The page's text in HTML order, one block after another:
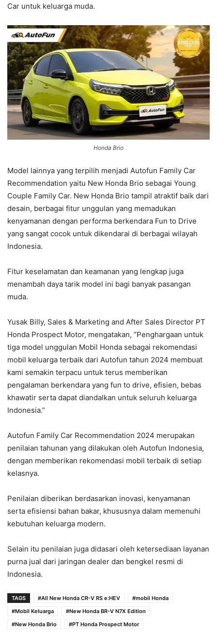
Car untuk keluarga muda.
Honda Brio
Model lainnya yang terpilih menjadi Autofun Family Car
Recommendation yaitu New Honda Brio sebagai Young
Couple Family Car. New Honda Brio tampil atraktif baik dari
desain, berbagai fitur unggulan yang memadukan
kenyamanan dengan performa berkendara Fun to Drive
yang sangat cocok untuk dikendarai di berbagai wilayah
Indonesia.
Fitur keselamatan dan keamanan yang lengkap juga
menambah daya tarik model ini bagi banyak pasangan
muda.
Yusak Billy, Sales & Marketing and After Sales Director PT
Honda Prospect Motor, mengatakan, “Penghargaan untuk
tiga model unggulan Mobil Honda sebagai rekomendasi
mobil keluarga terbaik dari Autofun tahun 2024 membuat
kami semakin terpacu untuk terus memberikan
pengalaman berkendara yang fun to drive, efisien, bebas
khawatir serta dapat diandalkan untuk seluruh keluarga
Indonesia.”
Autofun Family Car Recommendation 2024 merupakan
penilaian tahunan yang dilakukan oleh Autofun Indonesia,
dengan memberikan rekomendasi mobil terbaik di setiap
kelasnya.
Penilaian diberikan berdasarkan inovasi, kenyamanan
serta efisiensi bahan bakar, khususnya dalam memenuhi
kebutuhan keluarga modern.
Selain itu penilaian juga didasari oleh ketersediaan layanan
purna jual dari jaringan dealer dan bengkel resmi di
Indonesia.
TAGS #All New Honda CR-V RS e:HEV
#mobil Honda
#Mobil Keluarga
#New Honda BR-V N7X Edition
#New Honda Brio
#PT Honda Prospect Motor